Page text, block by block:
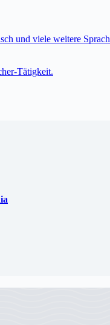
und viele weitere
Tätigkeit.